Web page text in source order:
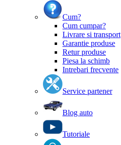
Cum?
Cum cumpar?
Livrare si transport
Garantie produse
Retur produse
Piesa la schimb
Intrebari frecvente
Service partener
Blog auto
Tutoriale